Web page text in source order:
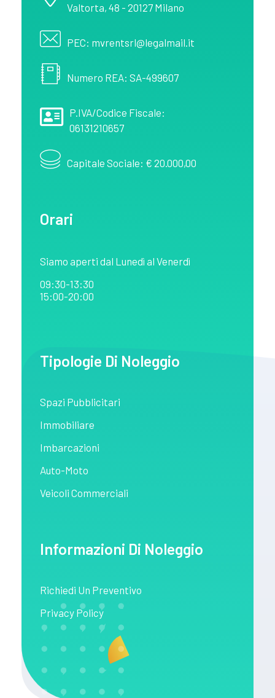
Valtorta, 48 - 20127 Milano
PEC: mvrentsrl@legalmail.it
Numero REA: SA-499607
P.IVA/Codice Fiscale:
06131210657
Capitale Sociale: € 20.000,00
Orari
Siamo aperti dal Lunedì al Venerdì
09:30-13:30
15:00-20:00
Tipologie Di Noleggio
Spazi Pubblicitari
Immobiliare
Imbarcazioni
Auto-Moto
Veicoli Commerciali
Informazioni Di Noleggio
Richiedi Un Preventivo
Privacy Policy